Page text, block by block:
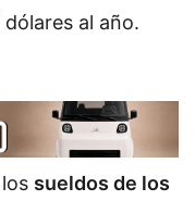
al año.
sueldos de los